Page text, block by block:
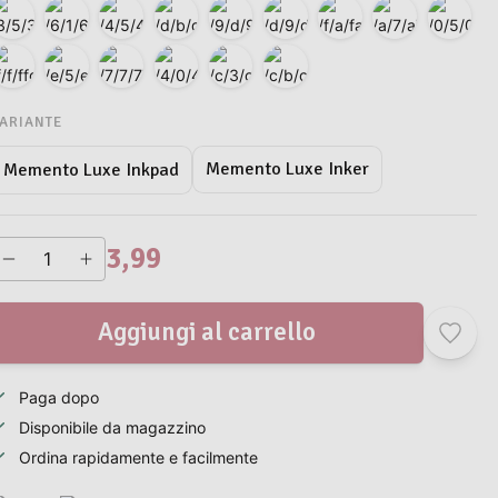
Memento Luxe Inkpad Memento Luxe Inker
3,99
Aggiungi al carrello
Paga dopo
Disponibile da magazzino
Ordina rapidamente e facilmente